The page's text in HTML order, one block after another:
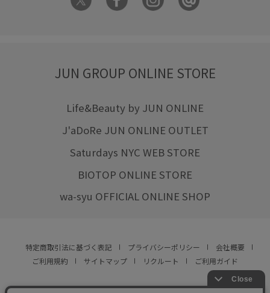
JUN GROUP ONLINE STORE
Life&Beauty by JUN ONLINE
J'aDoRe JUN ONLINE OUTLET
Saturdays NYC WEB STORE
BIOTOP ONLINE STORE
wa-syu OFFICIAL ONLINE SHOP
特定商取引法に基づく表記 プライバシーポリシー
会社概要
ご利用規約
サイトマップ リクルート ご利用ガイド